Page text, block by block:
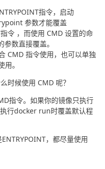
指令，启动
参数才能覆盖
令 ，而使用 CMD 设置的命
数直接覆盖。
CMD 指令使用，也可以单独
。
时候使用 CMD 呢？
指令。如果你的镜像只执行
行docker run时覆盖默认程
，都尽量使用